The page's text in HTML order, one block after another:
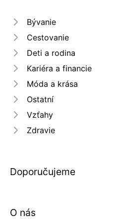
Bývanie
Cestovanie
Deti a rodina
Kariéra a financie
Móda a krása
Ostatní
Vzťahy
Zdravie
Doporučujeme
O nás